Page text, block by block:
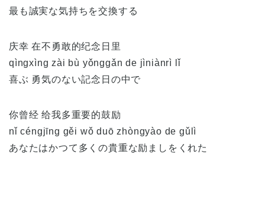
最も誠実な気持ちを交換する
庆幸 在不勇敢的纪念日里
qìngxìng zài bù yǒnggǎn de jìniànrì lǐ
喜ぶ 勇気のない記念日の中で
你曾经 给我多重要的鼓励
nǐ céngjīng gěi wǒ duō zhòngyào de gǔlì
あなたはかつて多くの貴重な励ましをくれた